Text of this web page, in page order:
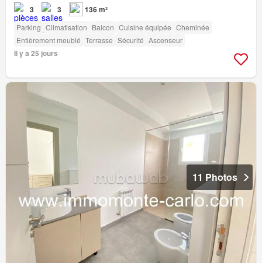
3 3 136 m²
Parking Climatisation Balcon Cuisine équipée Cheminée
Entièrement meublé Terrasse Sécurité Ascenseur
Il y a 25 jours
11 Photos